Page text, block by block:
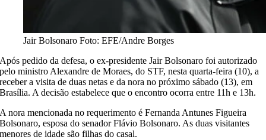
Jair BolsonaroFoto: EFE/Andre Borges
Após pedido da defesa, o ex-presidente Jair Bolsonaro foi autorizado
pelo ministro Alexandre de Moraes, do STF, nesta quarta-feira (10), a
receber a visita de duas netas e da nora no próximo sábado (13), em
Brasília. A decisão estabelece que o encontro ocorra entre 11h e 13h.
A nora mencionada no requerimento é Fernanda Antunes Figueira
Bolsonaro, esposa do senador Flávio Bolsonaro. As duas visitantes
menores de idade são filhas do casal.